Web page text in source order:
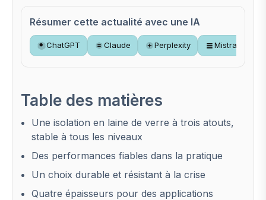
Résumer cette actualité avec une IA
ChatGPT Claude Perplexity Mistral
Table des matières
Une isolation en laine de verre à trois atouts,
stable à tous les niveaux
Des performances fiables dans la pratique
Un choix durable et résistant à la crise
Quatre épaisseurs pour des applications